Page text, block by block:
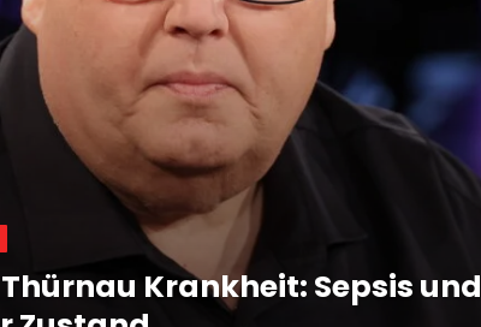
Krankheit: Sepsis und